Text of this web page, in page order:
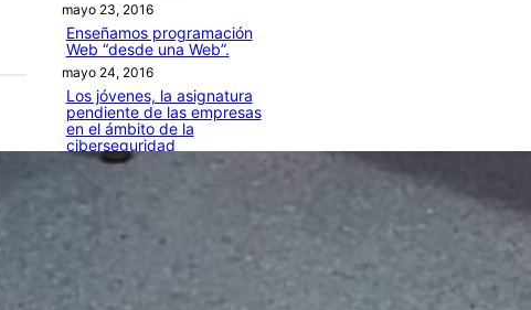
mayo 23, 2016
Enseñamos programación
Web “desde una Web”.
mayo 24, 2016
Los jóvenes, la asignatura
pendiente de las empresas
en el ámbito de la
ciberseguridad
marzo 10, 2017
abril 4, 2017
Categories